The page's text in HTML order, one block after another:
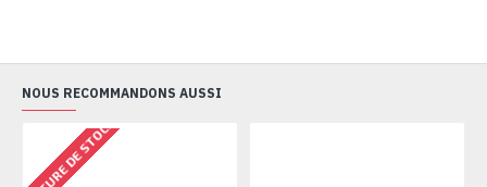
NOUS RECOMMANDONS AUSSI
RUPTURE DE STOCK